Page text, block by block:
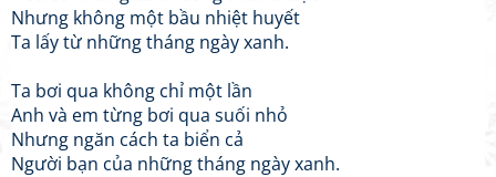
Nhưng không một bầu nhiệt huyết
Ta lấy từ những tháng ngày xanh.
Ta bơi qua không chỉ một lần
Anh và em từng bơi qua suối nhỏ
Nhưng ngăn cách ta biển cả
Người bạn của những tháng ngày xanh.